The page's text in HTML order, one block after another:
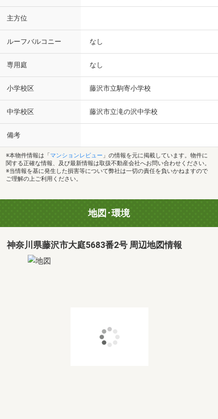
主方位
ルーフバルコニー なし
専用庭 なし
小学校区 藤沢市立駒寄小学校
中学校区 藤沢市立滝の沢中学校
備考
※本物件情報は「 マンションレビュー 」の情報を元に掲載しています。物件に
関する正確な情報、及び最新情報は取扱不動産会社へお問い合わせください。
※当情報を基に発生した損害等について弊社は一切の責任を負いかねますので
ご理解の上ご利用ください。
地図･環境
神奈川県藤沢市大庭5683番2号 周辺地図情報